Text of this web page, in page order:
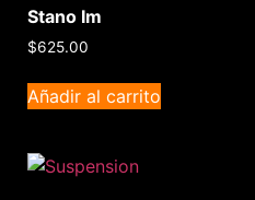
Stano Im
$625.00
Añadir al carrito